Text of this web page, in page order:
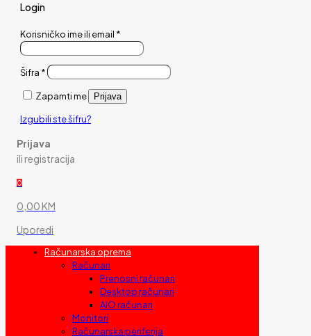
Login
Korisničko ime ili email *
Šifra *
Zapamti me Prijava
Izgubili ste šifru?
Prijava
ili registracija
0
0,00 KM
Uporedi
Računarska oprema
Računari
Prenosni računari
Desktop računari
AIO računari
Monitori
Računarska periferija